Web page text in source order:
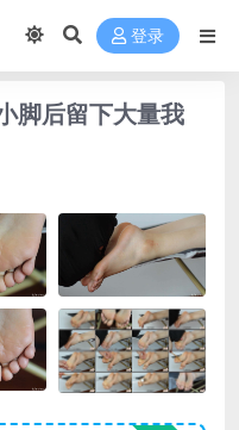
登录
脚后留下大量我